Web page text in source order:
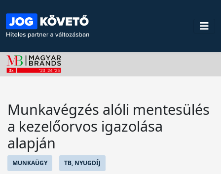
Munkavégzés alóli mentesülés
a kezelőorvos igazolása
alapján
MUNKAÜGY TB, NYUGDÍJ